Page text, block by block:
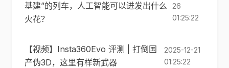
基建”的列车，人工智能可以迸发出什么
火花？
26
01:25:22
【视频】Insta360Evo 评测 | 打倒国
产伪3D，这里有样新武器
2025-12-21
01:25:22